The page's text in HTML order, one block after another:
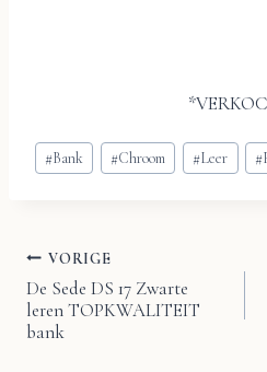
Bericht
tags:
#Bank #Chroom #Leer #
Bericht
navigatie
VORIGE
De Sede DS 17 Zwarte
leren TOPKWALITEIT
bank